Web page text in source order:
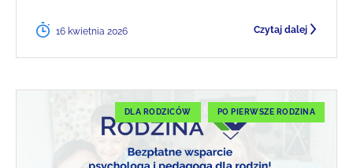
16 kwietnia 2026 Czytaj dalej
DLA RODZICÓW PO PIERWSZE RODZINA